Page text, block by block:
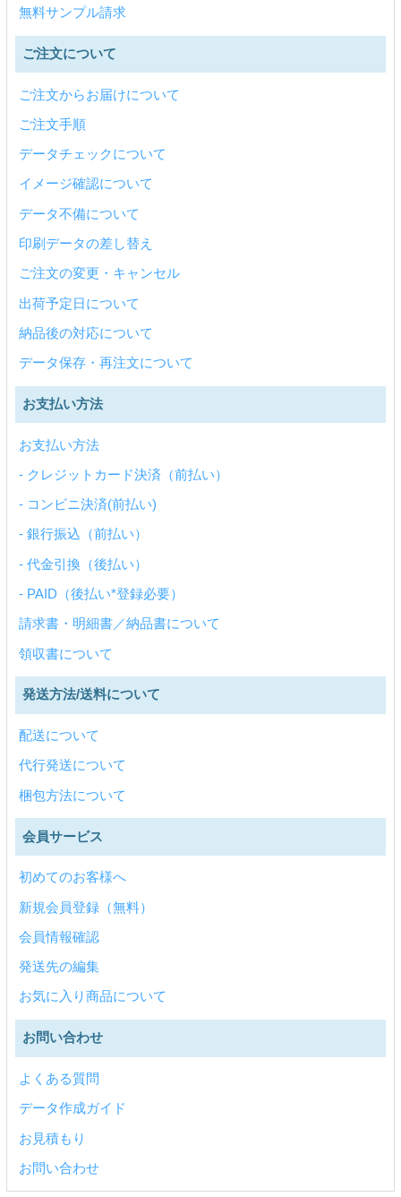
無料サンプル請求
ご注文について
ご注文からお届けについて
ご注文手順
データチェックについて
イメージ確認について
データ不備について
印刷データの差し替え
ご注文の変更・キャンセル
出荷予定日について
納品後の対応について
データ保存・再注文について
お支払い方法
お支払い方法
- クレジットカード決済（前払い）
- コンビニ決済(前払い)
- 銀行振込（前払い）
- 代金引換（後払い）
- PAID（後払い*登録必要）
請求書・明細書／納品書について
領収書について
発送方法/送料について
配送について
代行発送について
梱包方法について
会員サービス
初めてのお客様へ
新規会員登録（無料）
会員情報確認
発送先の編集
お気に入り商品について
お問い合わせ
よくある質問
データ作成ガイド
お見積もり
お問い合わせ